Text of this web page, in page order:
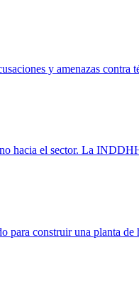
y amenazas contra
hacia el sector. La
para construir una planta de